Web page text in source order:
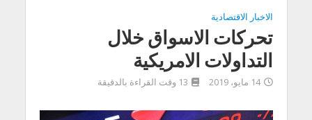
الاخبار الاقتصادية
تحركات الاسواق خلال
التداولات الامريكية
14 مايو، 2019 13 وقت القراءة بالدقيقة